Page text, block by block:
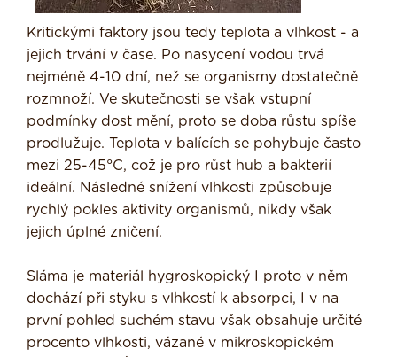
Kritickými faktory jsou tedy teplota a vlhkost - a
jejich trvání v čase. Po nasycení vodou trvá
nejméně 4-10 dní, než se organismy dostatečně
rozmnoží. Ve skutečnosti se však vstupní
podmínky dost mění, proto se doba růstu spíše
prodlužuje. Teplota v balících se pohybuje často
mezi 25-45°C, což je pro růst hub a bakterií
ideální. Následné snížení vlhkosti způsobuje
rychlý pokles aktivity organismů, nikdy však
jejich úplné zničení.
Sláma je materiál hygroskopický I proto v něm
dochází při styku s vlhkostí k ab­sorpci, I v na
první pohled suchém stavu však obsahuje určité
procento vlhkosti, vázané v mikroskopickém